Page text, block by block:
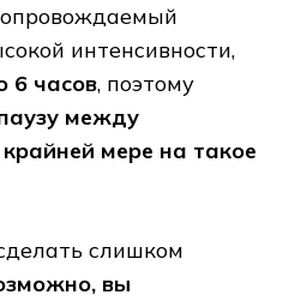
интенсивности,
6 часов, поэтому
между
мере на такое
слишком
вы